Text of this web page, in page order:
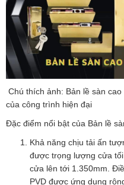
Chú thích ảnh: Bản lề sàn
của công trình hiện đại
Đặc điểm nổi bật của Bản lề
Khả năng chịu tải ấn
được trọng lượng cửa
cửa lên tới 1.350mm.
PVD được ứng dụng